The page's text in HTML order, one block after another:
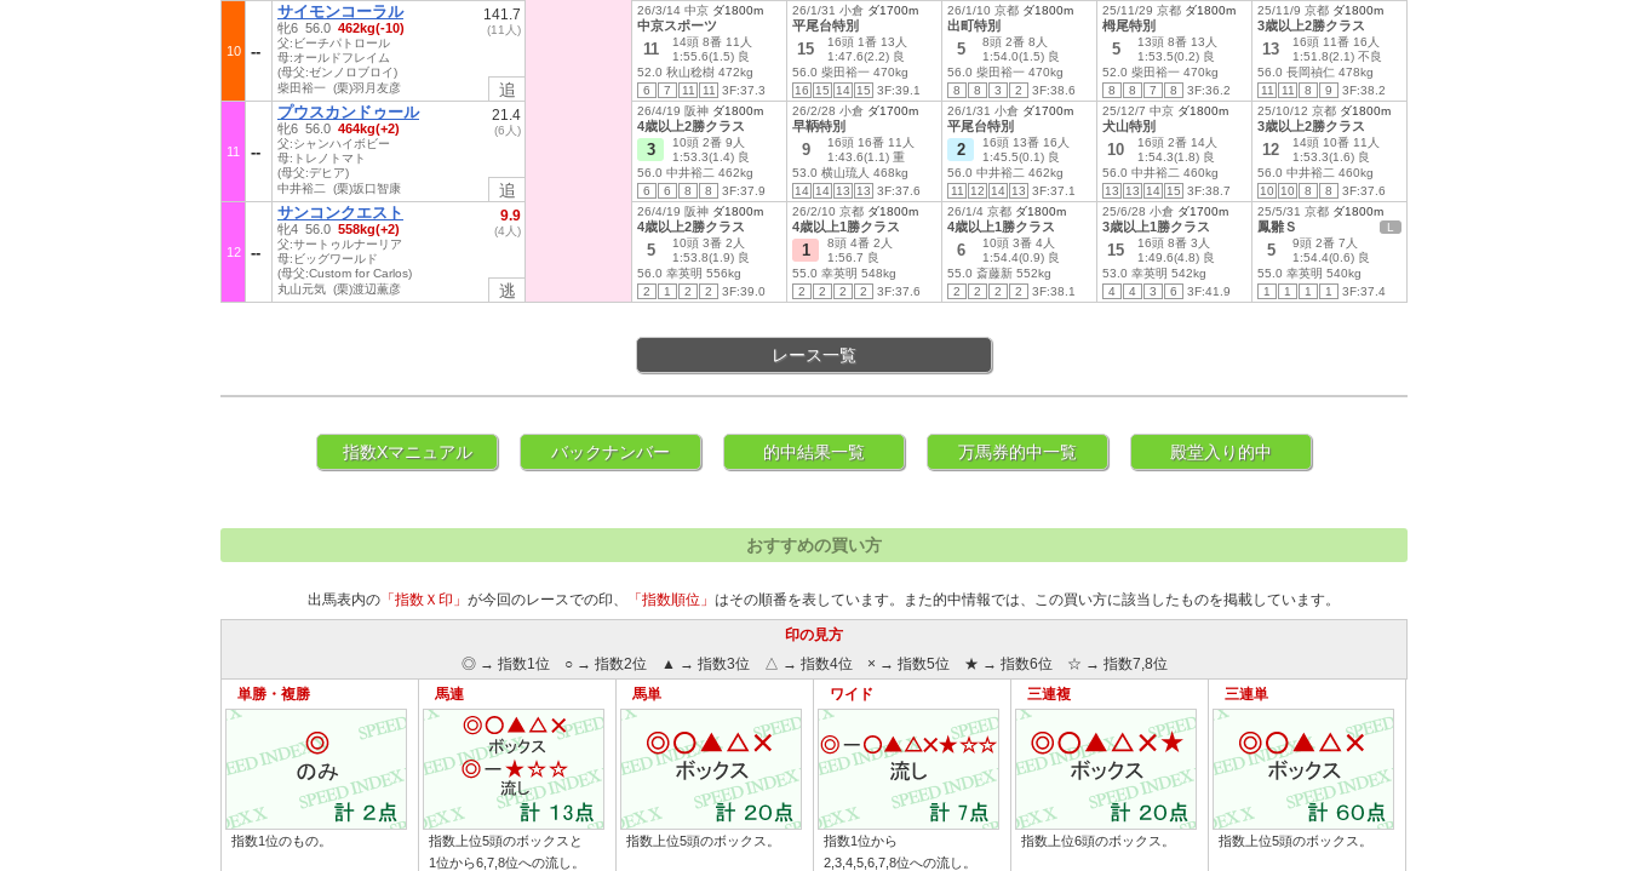
10
サイモンコーラル
牝6 56.0 462kg(-10)
父:ビーチパトロール
母:オールドフレイム
(母父:ゼンノロブロイ)
柴田裕一 (栗)羽月友彦
141.7
(11人)
追
26/3/14 中京 ダ1800m
中京スポーツ
11
14頭 8番 11人
1:55.6(1.5) 良
52.0 秋山稔樹 472kg
6
7 11 11 3F:37.3
26/1/31 小倉 ダ1700m
平尾台特別
15
16頭 1番 13人
1:47.6(2.2) 良
56.0 柴田裕一 470kg
16
15 14 15 3F:39.1
26/1/10 京都 ダ1800m
出町特別
5
8頭 2番 8人
1:54.0(1.5) 良
56.0 柴田裕一 470kg
8
8 3 2 3F:38.6
25/11/29 京都 ダ1800m
栂尾特別
5
13頭 8番 13人
1:53.5(0.2) 良
52.0 柴田裕一 470kg
8
8 7 8 3F:36.2
25/11/9 京都 ダ1800m
3歳以上2勝クラス
13
16頭 11番 16人
1:51.8(2.1) 不良
56.0 長岡禎仁 478kg
11
11 8 9 3F:38.2
11
プウスカンドゥール
牝6 56.0 464kg(+2)
父:シャンハイボビー
母:トレノトマト
(母父:デヒア)
中井裕二 (栗)坂口智康
21.4
(6人)
追
26/4/19 阪神 ダ1800m
4歳以上2勝クラス
3
10頭 2番 9人
1:53.3(1.4) 良
56.0 中井裕二 462kg
6
6 8 8 3F:37.9
26/2/28 小倉 ダ1700m
早鞆特別
9
16頭 16番 11人
1:43.6(1.1) 重
53.0 横山琉人 468kg
14 14 13 13 3F:37.6
26/1/31 小倉 ダ1700m
平尾台特別
2
16頭 13番 16人
1:45.5(0.1) 良
56.0 中井裕二 462kg
11
12 14 13 3F:37.1
25/12/7 中京 ダ1800m
犬山特別
10
16頭 2番 14人
1:54.3(1.8) 良
56.0 中井裕二 460kg
13
13 14 15 3F:38.7
25/10/12 京都 ダ1800m
3歳以上2勝クラス
12
14頭 10番 11人
1:53.3(1.6) 良
56.0 中井裕二 460kg
10
10 8 8 3F:37.6
12
サンコンクエスト
牝4 56.0 558kg(+2)
父:サートゥルナーリア
母:ビッグワールド
(母父:Custom for Carlos)
丸山元気 (栗)渡辺薫彦
9.9
(4人)
逃
26/4/19 阪神 ダ1800m
4歳以上2勝クラス
5
10頭 3番 2人
1:53.8(1.9) 良
56.0 幸英明 556kg
2
1 2 2 3F:39.0
26/2/10 京都 ダ1800m
4歳以上1勝クラス
1
8頭 4番 2人
1:56.7 良
55.0 幸英明 548kg
2
2 2 2 3F:37.6
26/1/4 京都 ダ1800m
4歳以上1勝クラス
6
10頭 3番 4人
1:54.4(0.9) 良
55.0 斎藤新 552kg
2
2 2 2 3F:38.1
25/6/28 小倉 ダ1700m
3歳以上1勝クラス
15
16頭 8番 3人
1:49.6(4.8) 良
53.0 幸英明 542kg
4
4 3 6 3F:41.9
25/5/31 京都 ダ1800m
鳳雛Ｓ L
5
9頭 2番 7人
1:54.4(0.6) 良
55.0 幸英明 540kg
1
1 1 1 3F:37.4
レース一覧
指数Xマニュアル バックナンバー 的中結果一覧 万馬券的中一覧 殿堂入り的中
おすすめの買い方
出馬表内の「指数Ｘ印」 が今回のレースでの印、 「指数順位」 はその順番を表しています。また的中情報では、この買い方に該当したものを掲載しています。
印の見方
◎ → 指数1位 ○ → 指数2位 ▲ → 指数3位 △ → 指数4位 × → 指数5位 ★ → 指数6位 ☆ → 指数7,8位
単勝・複勝
指数1位のもの。
馬連
指数上位5頭のボックスと
1位から6,7,8位への流し。
馬単
指数上位5頭のボックス。
ワイド
指数1位から
2,3,4,5,6,7,8位への流し。
三連複
指数上位6頭のボックス。
三連単
指数上位5頭のボックス。